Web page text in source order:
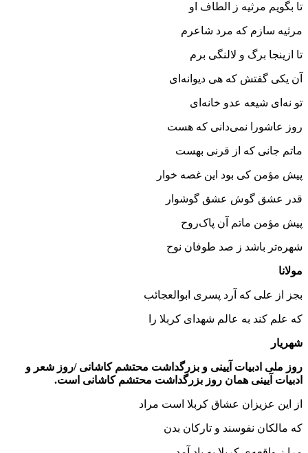
تا بگویم مرثیه ز الطاف او
مرثیه سازم که مرد شاعرم
تا ازینجا برگ و لالنگی برم
آن یکی گفتش که هی دیوانه‌ای
تو نه‌ای شیعه عدو خانه‌ای
روز عاشورا نمی‌دانی که هست
ماتم جانی که از قرنی بهست
پیش مؤمن کی بود این غصه خوار
قدر عشق گوش عشق گوشوار
پیش مؤمن ماتم آن پاک‌روح
شهره‌تر باشد ز صد طوفان نوح
مولانا
بجز از علی که آرد پسری ابوالعجائب
که علم کند به عالم شهدای کربلا را
شهریار
روز ملی ادبیات آیینی و بزرگداشت محتشم کاشانی /روز شعر و
ادبیات آیینی همان روز بزرگداشت محتشم کاشانی است.
از این عزیزان عشاق کربلا است مراد
که مالکان نفوسند و تارکان بدن